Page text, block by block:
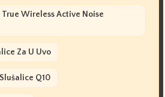
True Wireless Active Noise
Za U Uvo
Q10